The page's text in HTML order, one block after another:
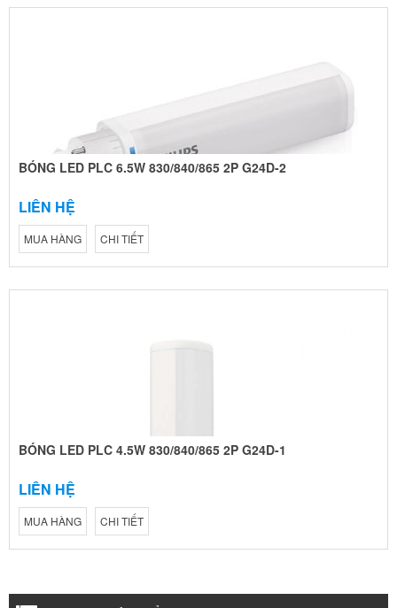
BÓNG LED PLC 6.5W 830/840/865 2P G24D-2
LIÊN HỆ
MUA HÀNG CHI TIẾT
BÓNG LED PLC 4.5W 830/840/865 2P G24D-1
LIÊN HỆ
MUA HÀNG CHI TIẾT